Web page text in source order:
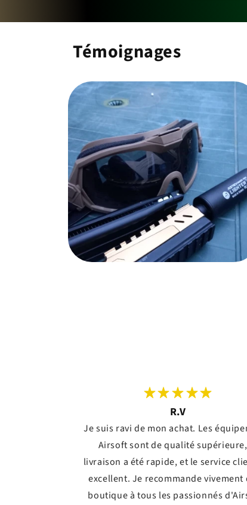
Témoignages
R.V
Je suis ravi de mon achat. Les
Airsoft sont de qualité
livraison a été rapide, et le service
excellent. Je recommande vivement
boutique à tous les passionnés